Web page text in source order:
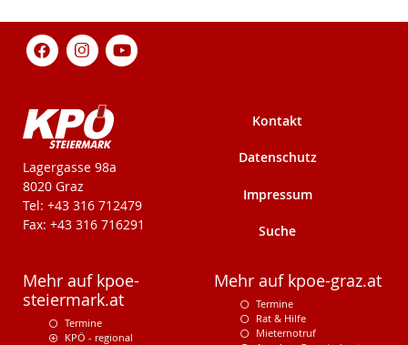
KPÖ-Steiermark
Lagergasse 98a
8020 Graz
Tel: +43 316 712479
Fax: +43 316 716291
Kontakt
Datenschutz
Impressum
Suche
Mehr auf kpoe-
steiermark.at
Termine
KPÖ - regional
Mehr auf kpoe-graz.at
Termine
Rat & Hilfe
Mieternotruf